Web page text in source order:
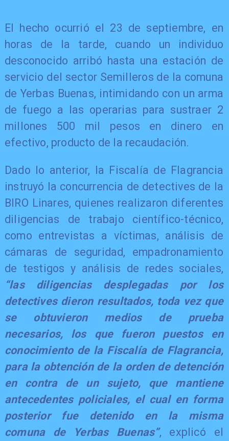
​El hecho ocurrió el 23 de septiembre, en
horas de la tarde, cuando un individuo
desconocido arribó hasta una estación de
servicio del sector Semilleros de la comuna
de Yerbas Buenas, intimidando con un arma
de fuego a las operarias para sustraer 2
millones 500 mil pesos en dinero en
efectivo, producto de la recaudación.
​Dado lo anterior, la Fiscalía de Flagrancia
instruyó la concurrencia de detectives de la
BIRO Linares, quienes realizaron diferentes
diligencias de trabajo científico-técnico,
como entrevistas a víctimas, análisis de
cámaras de seguridad, empadronamiento
de testigos y análisis de redes sociales,
“las diligencias desplegadas por los
detectives dieron resultados, toda vez que
se obtuvieron medios de prueba
necesarios, los que fueron puestos en
conocimiento de la Fiscalía de Flagrancia,
para la obtención de la orden de detención
en contra de un sujeto, que mantiene
antecedentes policiales, el cual en forma
posterior fue detenido en la misma
comuna de Yerbas Buenas”, explicó el